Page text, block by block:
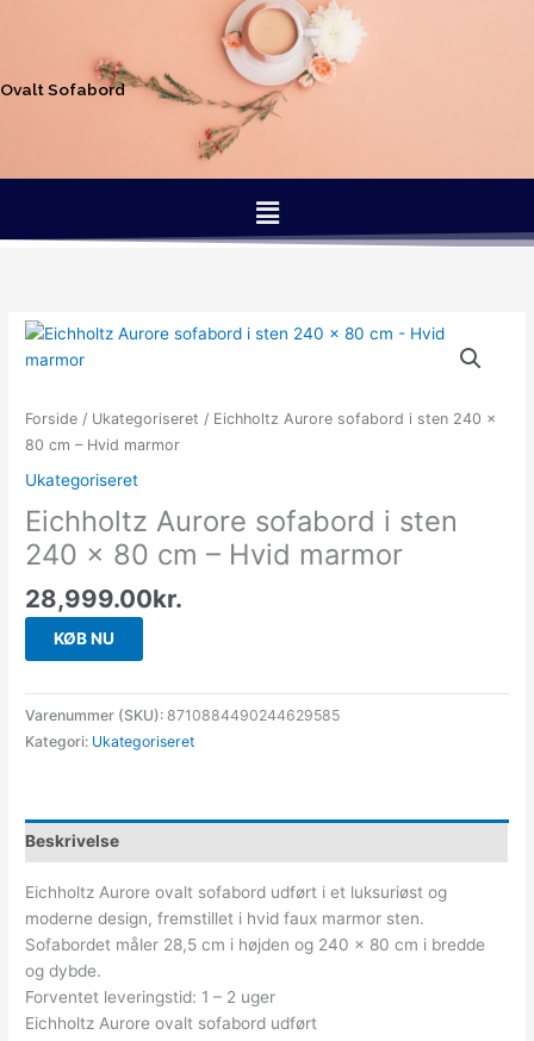
Ovalt Sofabord
Menu
Forside / Ukategoriseret / Eichholtz Aurore sofabord i sten 240 x
80 cm – Hvid marmor
Ukategoriseret
Eichholtz Aurore sofabord i sten
240 x 80 cm – Hvid marmor
28,999.00kr.
KØB NU
Varenummer (SKU):8710884490244629585
Kategori: Ukategoriseret
Beskrivelse
Eichholtz Aurore ovalt sofabord udført i et luksuriøst og
moderne design, fremstillet i hvid faux marmor sten.
Sofabordet måler 28,5 cm i højden og 240 x 80 cm i bredde
og dybde.
Forventet leveringstid: 1 – 2 uger
Eichholtz Aurore ovalt sofabord udført